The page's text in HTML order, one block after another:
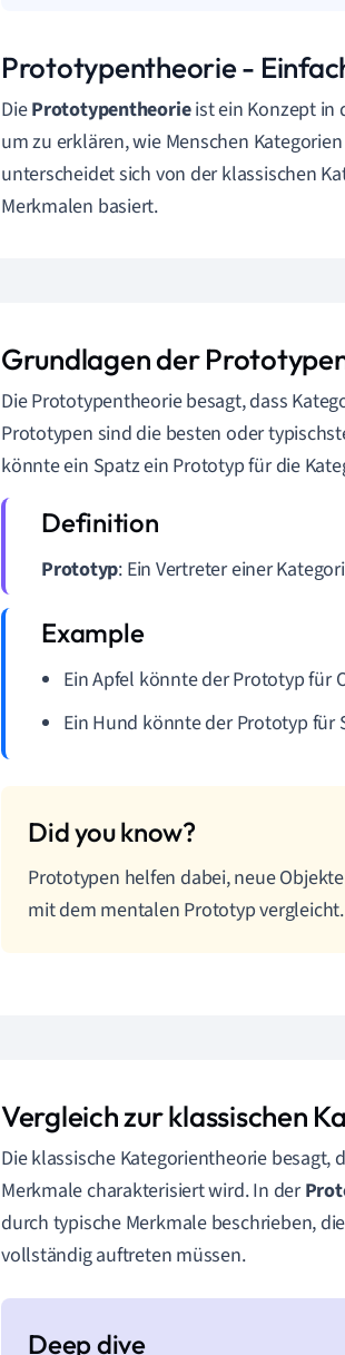
Prototypentheorie -
DiePrototypentheorieist ein Konzept in
um zu erklären, wie Menschen
unterscheidet sich von der klassischen
Merkmalen basiert.
Grundlagen der
Die Prototypentheorie besagt, dass
Prototypen sind die besten oder
könnte ein Spatz ein Prototyp für die
Prototyp: Ein Vertreter einer
Ein Apfel könnte der Prototyp für
Ein Hund könnte der Prototyp für
Prototypen helfen dabei, neue
mit dem mentalen Prototyp vergleicht.
Vergleich zur klassischen
Die klassische Kategorientheorie besagt,
Merkmale charakterisiert wird. In der
durch typische Merkmale beschrieben,
vollständig auftreten müssen.